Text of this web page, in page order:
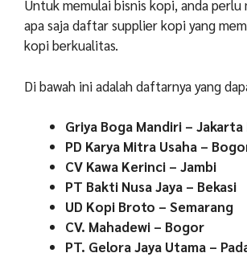
Untuk memulai bisnis kopi, anda
apa saja daftar supplier kopi yang
kopi berkualitas.
Di bawah ini adalah daftarnya yang
Griya Boga Mandiri – Jakarta
PD Karya Mitra Usaha –
CV Kawa Kerinci – Jambi
PT Bakti Nusa Jaya – Bekasi
UD Kopi Broto – Semarang
CV. Mahadewi – Bogor
PT. Gelora Jaya Utama –